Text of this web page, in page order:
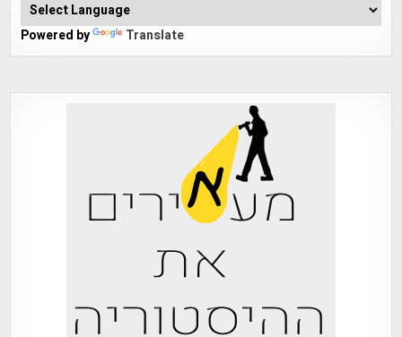
Powered by Translate